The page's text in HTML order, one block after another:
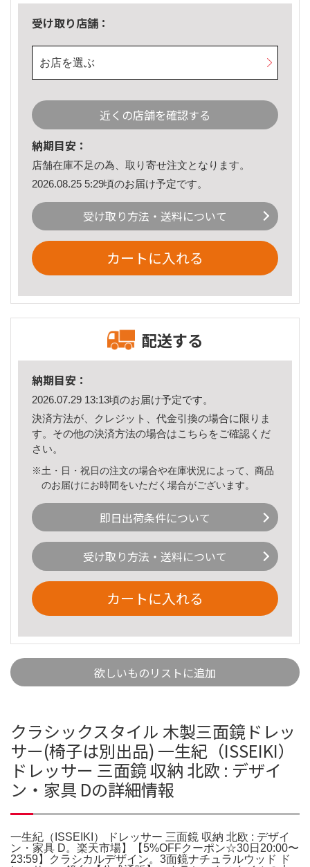
受け取り店舗：
お店を選ぶ
近くの店舗を確認する
納期目安：
店舗在庫不足の為、取り寄せ注文となります。
2026.08.25 5:29頃のお届け予定です。
受け取り方法・送料について
カートに入れる
配送する
納期目安：
2026.07.29 13:13頃のお届け予定です。
決済方法が、クレジット、代金引換の場合に限りま
す。その他の決済方法の場合はこちら をご確認くだ
さい。
※土・日・祝日の注文の場合や在庫状況によって、商品
のお届けにお時間をいただく場合がございます。
即日出荷条件について
受け取り方法・送料について
カートに入れる
欲しいものリストに追加
クラシックスタイル 木製三面鏡ドレッ
サー(椅子は別出品) 一生紀（ISSEIKI）
ドレッサー 三面鏡 収納 北欧 : デザイ
ン・家具 Dの詳細情報
一生紀（ISSEIKI） ドレッサー 三面鏡 収納 北欧 : デザイ
ン・家具 D。楽天市場】【5%OFFクーポン☆30日20:00〜
23:59】クラシカルデザイン。3面鏡ナチュラルウッド ド